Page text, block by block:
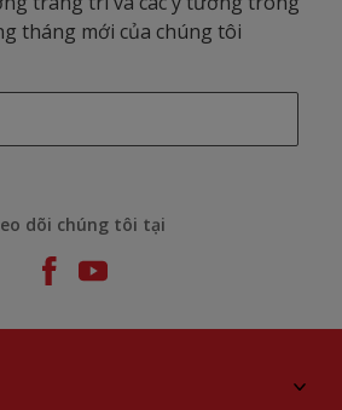
tháng mới của chúng tôi
dõi chúng tôi tại